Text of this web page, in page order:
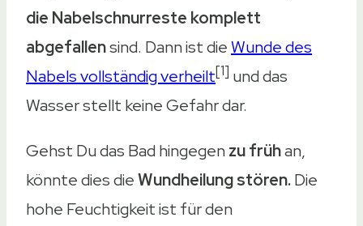
die Nabelschnurreste komplett
abgefallensind. Dann ist dieWunde des
Nabels vollständig verheilt[1] und das
Wasser stellt keine Gefahr dar.
Gehst Du das Bad hingegenzu frühan,
könnte dies dieWundheilung stören.Die
hohe Feuchtigkeit ist für den